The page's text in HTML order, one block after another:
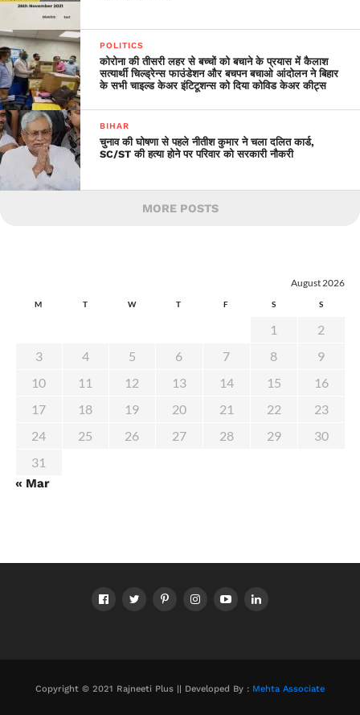
POLITICS
कोरोना की तीसरी लहर से बच्चों को बचाने के प्रयास में कैलाश
सत्यार्थी चिल्ड्रेन्स फाउंडेशन और बचपन बचाओ आंदोलन ने बिहार
के सभी चाइल्ड केअर इंटिटूशन्स को दिया कोविड केअर कीट्स
BIHAR
चुनाव की घोषणा से पहले नीतीश कुमार ने चला दलित कार्ड,
SC/ST की हत्या होने पर परिवार को सरकारी नौकरी
MORE POSTS
August 2026
M T W T F S S
1
2
3
4 5 6 7 8
9
10
11 12 13 14 15
16
17
18 19 20 21 22
23
24
25 26 27 28 29
30
31
« Mar
Copyright © 2021 Rajneeti Plus || Developed By : Mehta Associate